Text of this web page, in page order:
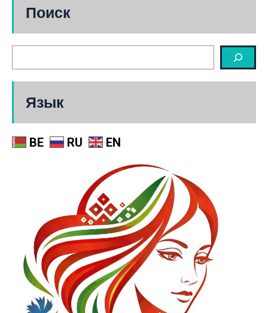
Поиск
Язык
BE RU EN